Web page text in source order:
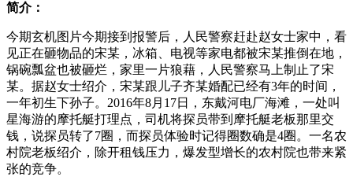
简介：
今期玄机图片今期接到报警后，人民警察赶赴赵女士家中，看
见正在砸物品的宋某，冰箱、电视等家电都被宋某推倒在地，
锅碗瓢盆也被砸烂，家里一片狼藉，人民警察马上制止了宋
某。据赵女士绍介，宋某跟儿子齐某婚配已经有3年的时间，
一年初生下孙子。2016年8月17日，东戴河电厂海滩，一处叫
星海游的摩托艇打理点，司机将探员带到摩托艇老板那里交
钱，说探员转了7圈，而探员体验时记得圈数确是4圈。一名农
村院老板绍介，除开租钱压力，爆发型增长的农村院也带来紧
张的竞争。